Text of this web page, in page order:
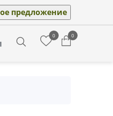
предложение
0 0